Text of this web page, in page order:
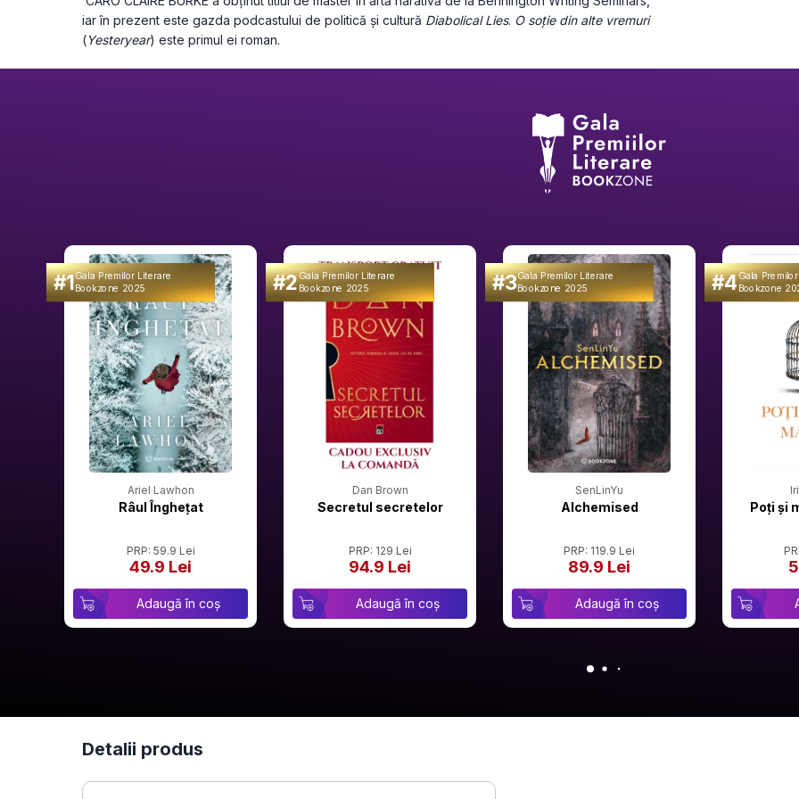
iar în prezent este gazda podcastului de politică și cultură Diabolical Lies.
O soție din alte vremuri
(Yesteryear) este primul ei roman.
#1Gala Premilor Literare
Bookzone 2025
Ariel Lawhon
Râul Înghețat
PRP: 59.9 Lei
49.9 Lei
Adaugă în coș
#2Gala Premilor Literare
Bookzone 2025
Dan Brown
Secretul secretelor
PRP: 129 Lei
94.9 Lei
Adaugă în coș
#3Gala Premilor Literare
Bookzone 2025
SenLinYu
Alchemised
PRP: 119.9 Lei
89.9 Lei
Adaugă în coș
#4Gala
Bookzone
Poți și
Detalii produs